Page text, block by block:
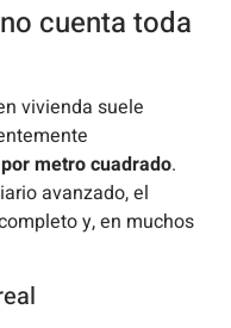
cuenta toda
vivienda suele
metro cuadrado.
avanzado, el
y, en muchos